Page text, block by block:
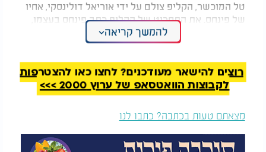
טל המוכשר, הקליפ צולם על ידי אוריאל דולינסקי, אחיו
של פינחס. את התסריט של הקליפ כתב פינחס בעצמו,
שעובד בתחום וכתב כבר כמה תסריטים לקמפיינים
מוצלחים. הצטלמו לקליפ חברי להקתו המוכשרת של
פינחס ממש לא מסתפק רק בקליפ הזה וכבר עובד על
שירים חדשים שיצאו בהמשך בעזרת השם יתברך.
להמשך קריאה
רוצים להישאר מעודכנים? לחצו כאן להצטרפות
לקבוצות הוואטסאפ של ערוץ 2000 >>>
מצאתם טעות בכתבה? כתבו לנו